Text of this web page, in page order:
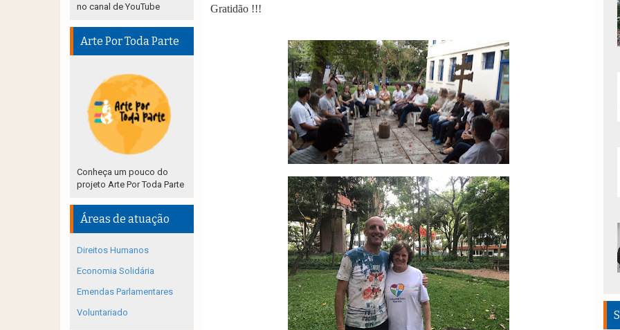
Gratidão !!!
no canal de YouTube
Arte Por Toda Parte
Conheça um pouco do
projeto Arte Por Toda Parte
Áreas de atuação
Direitos Humanos
Economia Solidária
Emendas Parlamentares
Voluntariado